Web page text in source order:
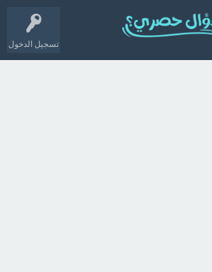
تسجيل الدخول